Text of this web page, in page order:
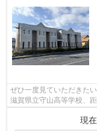
ぜひ一度見ていただきた
滋賀県立守山高等学校、
現